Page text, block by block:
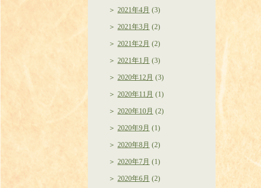
2021年4月 (3)
2021年3月 (2)
2021年2月 (2)
2021年1月 (3)
2020年12月 (3)
2020年11月 (1)
2020年10月 (2)
2020年9月 (1)
2020年8月 (2)
2020年7月 (1)
2020年6月 (2)